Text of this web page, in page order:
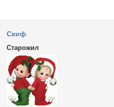
Cкиф
Старожил